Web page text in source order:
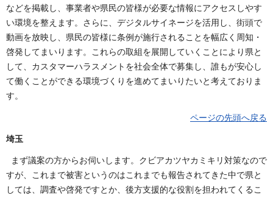
などを掲載し、事業者や県民の皆様が必要な情報にアクセスしやす
い環境を整えます。さらに、デジタルサイネージを活用し、街頭で
動画を放映し、県民の皆様に条例が施行されることを幅広く周知・
啓発してまいります。これらの取組を展開していくことにより県と
して、カスタマーハラスメントを社会全体で募集し、誰もが安心し
て働くことができる環境づくりを進めてまいりたいと考えておりま
す。
ページの先頭へ戻る
埼玉
まず議案の方からお伺いします。クビアカツヤカミキリ対策なので
すが、これまで被害というのはこれまでも報告されてきた中で県と
しては、調査や啓発ですとか、後方支援的な役割を担われてくるこ